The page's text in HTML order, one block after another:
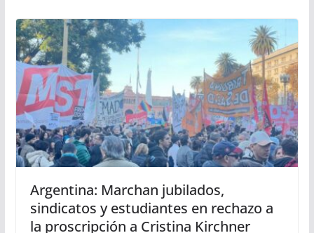
Argentina: Marchan jubilados,
sindicatos y estudiantes en rechazo a
la proscripción a Cristina Kirchner